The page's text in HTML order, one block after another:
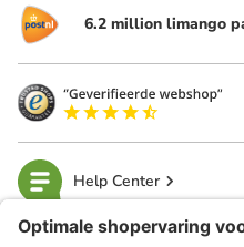
6.2 million limango
Help Center